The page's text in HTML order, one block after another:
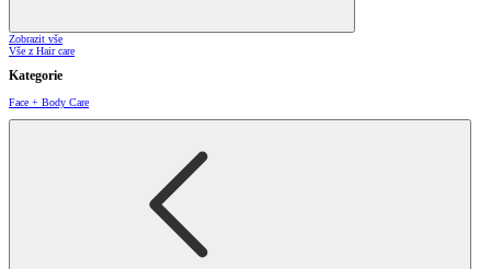
Zobrazit vše
Vše z Hair care
Kategorie
Face + Body Care